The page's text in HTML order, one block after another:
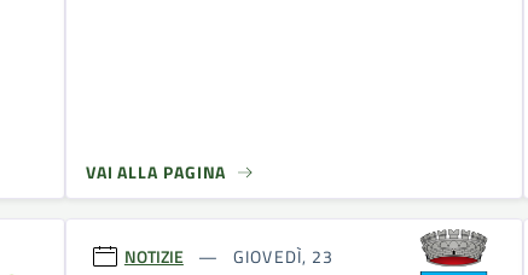
VAI ALLA PAGINA
NOTIZIE
GIOVEDÌ, 23